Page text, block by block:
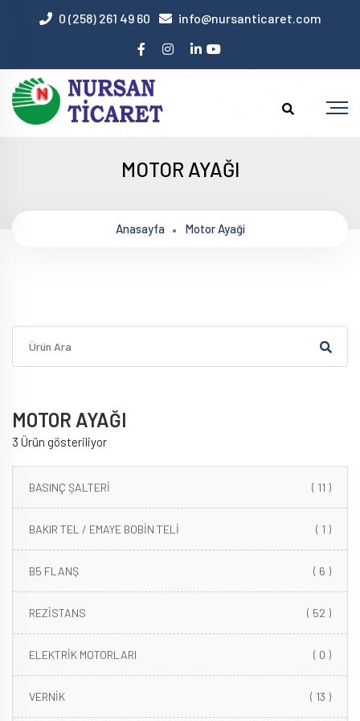
0 (258) 261 49 60 info@nursanticaret.com
MOTOR AYAĞI
Anasayfa Motor Ayaği
MOTOR AYAĞI
3 Ürün gösteriliyor
BASINÇ ŞALTERİ ( 11 )
BAKIR TEL / EMAYE BOBİN TELİ ( 1 )
B5 FLANŞ ( 6 )
REZİSTANS ( 52 )
ELEKTRİK MOTORLARI ( 0 )
VERNİK ( 13 )